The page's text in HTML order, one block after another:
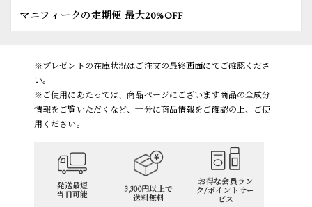
マニフィークの定期便 最大20%OFF
※プレゼントの在庫状況はご注文の最終画面にてご確認くださ
い。
※ご使用にあたっては、商品ページにございます商品の全成分
情報をご覧いただくなど、十分に商品情報をご確認の上、ご使
用ください。
発送最短
当日可能
3,300円以上で
送料無料
お得な会員ラン
ク/ポイントサー
ビス